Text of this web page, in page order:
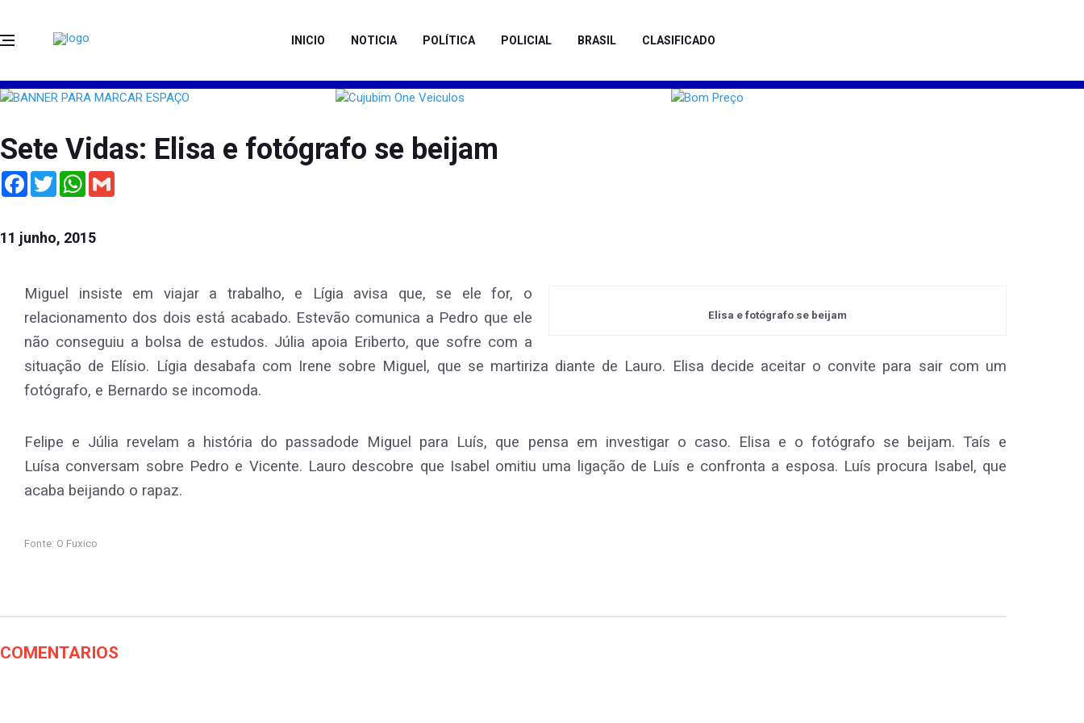
INICIO NOTICIA POLÍTICA POLICIAL BRASIL CLASIFICADO
Sete Vidas: Elisa e fotógrafo se beijam
Facebook
TwitterWhatsApp
11 junho, 2015
Elisa e fotógrafo se beijam
Miguel insiste em viajar a trabalho, e Lígia avisa que, se ele for, o
relacionamento dos dois está acabado. Estevão comunica a Pedro que ele
não conseguiu a bolsa de estudos. Júlia apoia Eriberto, que sofre com a
situação de Elísio. Lígia desabafa com Irene sobre Miguel, que se martiriza diante de Lauro. Elisa decide aceitar o convite para sair com um
fotógrafo, e Bernardo se incomoda.
Felipe e Júlia revelam a história do passadode Miguel para Luís, que pensa em investigar o caso. Elisa e o fotógrafo se beijam. Taís e
Luísa conversam sobre Pedro e Vicente. Lauro descobre que Isabel omitiu uma ligação de Luís e confronta a esposa. Luís procura Isabel, que
acaba beijando o rapaz.
Fonte: O Fuxico
COMENTARIOS